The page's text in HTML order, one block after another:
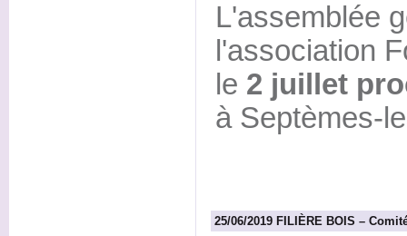
L'assemblée
l'association
le 2 juillet
à Septèmes-
25/06/2019 FILIÈRE BOIS –